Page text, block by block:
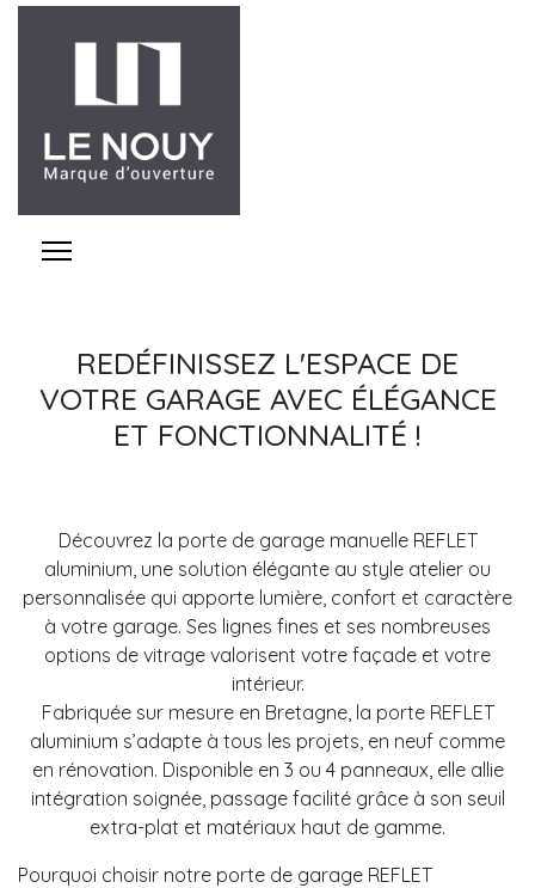
REDÉFINISSEZ L'ESPACE DE
VOTRE GARAGE AVEC ÉLÉGANCE
ET FONCTIONNALITÉ !
Découvrez la porte de garage manuelle REFLET
aluminium, une solution élégante au style atelier ou
personnalisée qui apporte lumière, confort et caractère
à votre garage. Ses lignes fines et ses nombreuses
options de vitrage valorisent votre façade et votre
intérieur.
Fabriquée sur mesure en Bretagne, la porte REFLET
aluminium s’adapte à tous les projets, en neuf comme
en rénovation. Disponible en 3 ou 4 panneaux, elle allie
intégration soignée, passage facilité grâce à son seuil
extra-plat et matériaux haut de gamme.
Pourquoi choisir notre porte de garage REFLET